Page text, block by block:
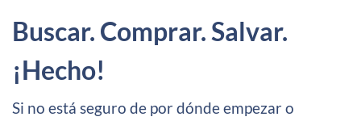
Buscar. Comprar. Salvar.
¡Hecho!
Si no está seguro de por dónde empezar o